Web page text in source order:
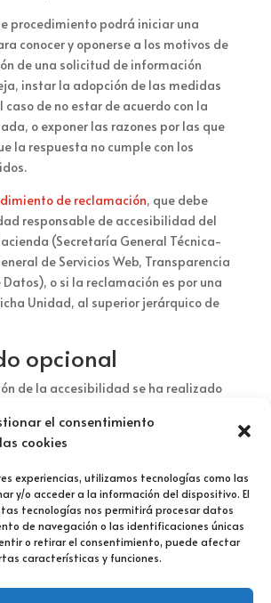
el consentimiento
cookies
experiencias, utilizamos tecnologías como las
y/o acceder a la información del dispositivo. El
tecnologías nos permitirá procesar datos
de navegación o las identificaciones únicas
o retirar el consentimiento, puede afectar
características y funciones.
procedimiento podrá iniciar una
conocer y oponerse a los motivos de
de una solicitud de información
instar la adopción de las medidas
caso de no estar de acuerdo con la
o exponer las razones por las que
la respuesta no cumple con los
de reclamación, que debe
responsable de accesibilidad del
(Secretaría General Técnica-
de Servicios Web, Transparencia
Datos), o si la reclamación es por una
Unidad, al superior jerárquico de
opcional
de la accesibilidad se ha realizado
optimizado para los navegadores
versión 103 o versiones superiores (el
Microsoft Internet Explorer
y las últimas versiones vigentes de
y Google Chrome.
diseñado para su visualización
lo que se visualiza de forma óptima